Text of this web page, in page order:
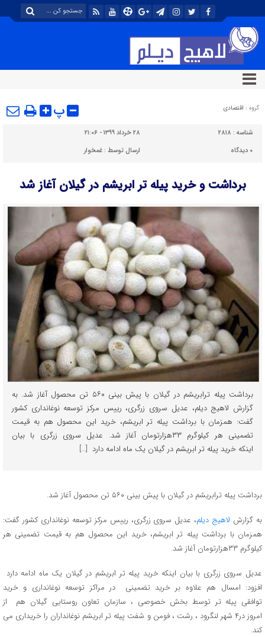
گروه : اقتصادی پ
شناسه : ۲۸۱۸
۲۸ خرداد ۱۳۹۹ - ۲۱:۰۶
۰ دیدگاه ارسال توسط :غمخوار
برداشت و خرید پیله تر ابریشم در گیلان آغاز شد
برداشت پیله ترابریشم در گیلان با پیش بینی ۵۶۰ تن محصول آغاز شد. به
گزارش لاهیج دیلم، عدیل سروی زرگری، رییس مرکز توسعه نوغانداری کشور
گفت: همزمان با برداشت پیله تر ابریشم، خرید این محصول هم به قیمت
تضمینی هر کیلوگرم ۳۳هزارتومان آغاز شد. عدیل سروی زرگری با بیان
اینکه خرید پیله تر ابریشم در گیلان یک ماه ادامه دارد […]
برداشت پیله ترابریشم در گیلان با پیش بینی ۵۶۰ تن محصول آغاز شد.
به گزارش لاهیج دیلم، عدیل سروی زرگری، رییس مرکز توسعه نوغانداری کشور گفت:
همزمان با برداشت پیله تر ابریشم، خرید این محصول هم به قیمت تضمینی هر
کیلوگرم ۳۳هزارتومان آغاز شد.
عدیل سروی زرگری با بیان اینکه خرید پیله تر ابریشم در گیلان یک ماه ادامه دارد
افزود: امسال هم علاوه بر خرید تضمینی در مراکز توسعه نوغانداری و خرید
توافقی پیله تر توسط بخش خصوصی ، سازمان تعاون روستایی گیلان هم از
امروز در۴ شهر لنگرود ، رشت ، فومن و شفت پیله تر ابریشم نوغانداران را خریداری می
کند.